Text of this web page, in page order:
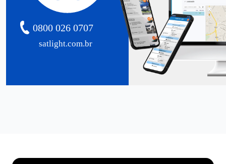
satlight.com.br
0800 026 0707